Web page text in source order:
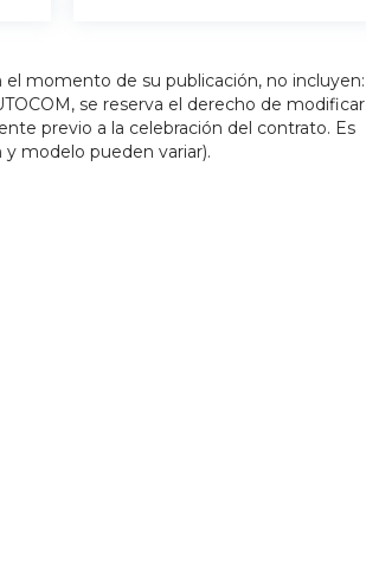
momento de su publicación, no incluyen:
se reserva el derecho de modificar
previo a la celebración del contrato. Es
modelo pueden variar).